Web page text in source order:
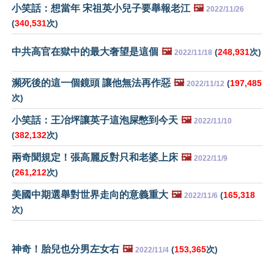
小笑話：想當年 宋祖英小兒子要舉報老江 🖼️ 2022/11/26
(340,531次)
中共高官在獄中的最大奢望是這個 🖼️ 2022/11/18 (248,931次)
瀕死後的這一個鏡頭 讓他無法再作惡 🖼️ 2022/11/12 (197,485
次)
小笑話：王冶坪讓英子這泡屎憋到今天 🖼️ 2022/11/10
(382,132次)
兩奇聞規定！張高麗反對只和老婆上床 🖼️ 2022/11/9
(261,212次)
美國中期選舉對世界走向的意義重大 🖼️ 2022/11/6 (165,318
次)
神奇！胎兒也分男左女右 🖼️ 2022/11/4 (153,365次)